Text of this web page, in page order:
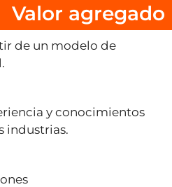
Valor agregado
de un modelo de
y conocimientos
industrias.